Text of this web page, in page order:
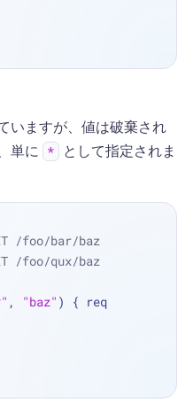
いますが、値は破棄され
単に
*
として指定されま
/foo/bar/baz
/foo/qux/baz
, "baz"